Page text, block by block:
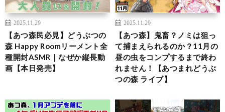
2025.11.29
【あつ森民必見】どうぶつの
森 Happy Roomリーメント全
種開封ASMR｜なぜか縦長動
画【本日発売】
2025.11.29
【あつ森】鬼畜？ノミは狙っ
て捕まえられるのか？11月の
昼の虫をコンプするまで終わ
れません！【あつまれどうぶ
つの森 ライブ】